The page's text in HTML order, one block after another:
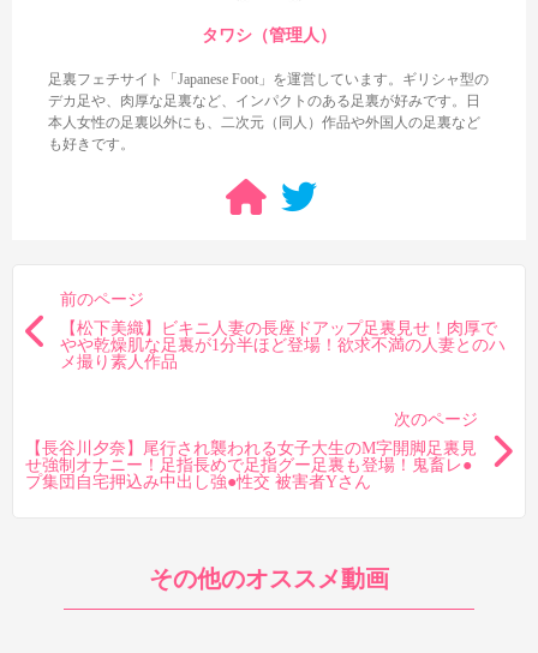
タワシ（管理人）
足裏フェチサイト「Japanese Foot」を運営しています。ギリシャ型の
デカ足や、肉厚な足裏など、インパクトのある足裏が好みです。日
本人女性の足裏以外にも、二次元（同人）作品や外国人の足裏など
も好きです。
前のページ
【松下美織】ビキニ人妻の長座ドアップ足裏見せ！肉厚で
やや乾燥肌な足裏が1分半ほど登場！欲求不満の人妻とのハ
メ撮り素人作品
次のページ
【長谷川夕奈】尾行され襲われる女子大生のM字開脚足裏見
せ強制オナニー！足指長めで足指グー足裏も登場！鬼畜レ●
プ集団自宅押込み中出し強●性交 被害者Yさん
その他のオススメ動画